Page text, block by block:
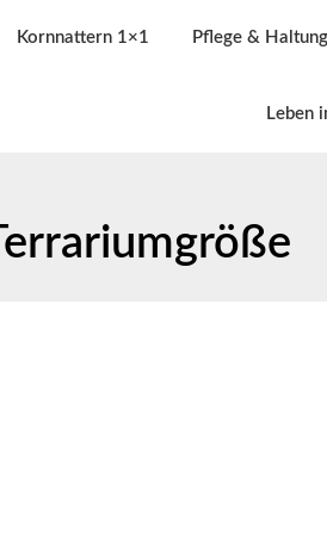
Kornnattern 1×1 Pflege & Haltung
Leben